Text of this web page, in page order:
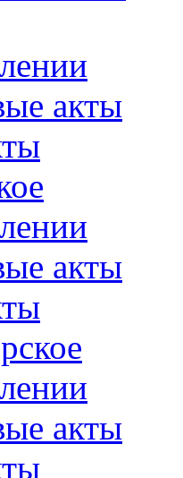
акты
акты
акты